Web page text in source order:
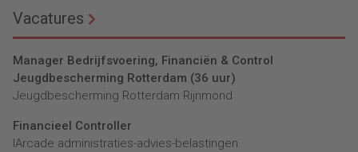
Vacatures
Manager Bedrijfsvoering, Financiën & Control
Jeugdbescherming Rotterdam (36 uur)
Jeugdbescherming Rotterdam Rijnmond
Financieel Controller
lArcade administraties-advies-belastingen